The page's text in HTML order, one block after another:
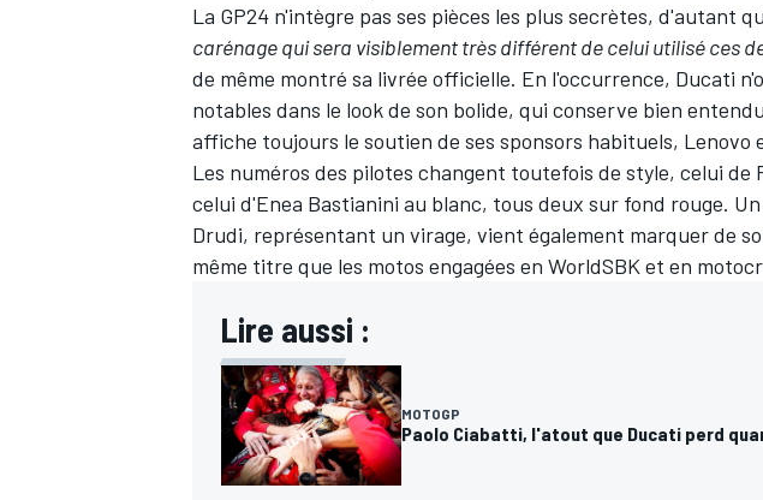
La GP24 n'intègre pas ses pièces les plus secrètes, d'autant
carénage qui sera visiblement très différent de celui utilisé ces
de même montré sa livrée officielle. En l'occurrence, Ducati
notables dans le look de son bolide, qui conserve bien
affiche toujours le soutien de ses sponsors habituels, Lenovo
Les numéros des pilotes changent toutefois de style, celui de
celui d'Enea Bastianini au blanc, tous deux sur fond rouge.
Drudi, représentant un virage, vient également marquer de
même titre que les motos engagées en WorldSBK et en
Lire aussi :
MOTOGP
Paolo Ciabatti, l'atout que Ducati perd